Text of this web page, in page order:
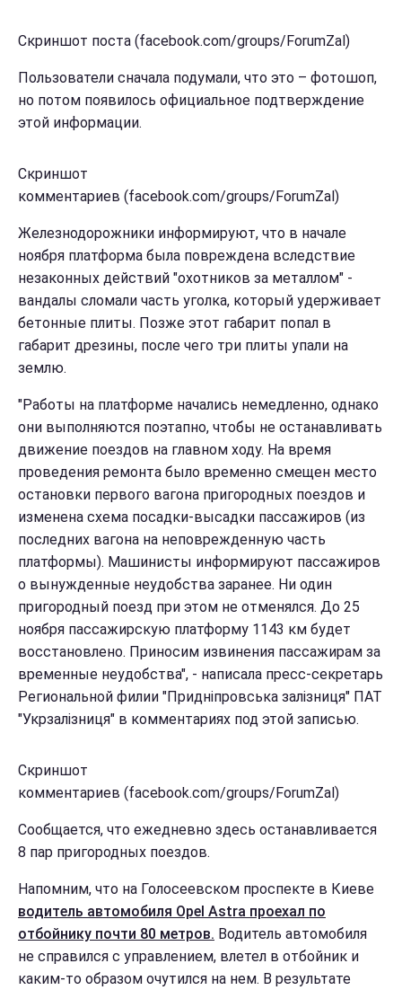
Скриншот поста (facebook.com/groups/ForumZal)
Пользователи сначала подумали, что это – фотошоп,
но потом появилось официальное подтверждение
этой информации.
Скриншот
комментариев (facebook.com/groups/ForumZal)
Железнодорожники информируют, что в начале
ноября платформа была повреждена вследствие
незаконных действий "охотников за металлом" -
вандалы сломали часть уголка, который удерживает
бетонные плиты. Позже этот габарит попал в
габарит дрезины, после чего три плиты упали на
землю.
"Работы на платформе начались немедленно, однако
они выполняются поэтапно, чтобы не останавливать
движение поездов на главном ходу. На время
проведения ремонта было временно смещен место
остановки первого вагона пригородных поездов и
изменена схема посадки-высадки пассажиров (из
последних вагона на неповрежденную часть
платформы). Машинисты информируют пассажиров
о вынужденные неудобства заранее. Ни один
пригородный поезд при этом не отменялся. До 25
ноября пассажирскую платформу 1143 км будет
восстановлено. Приносим извинения пассажирам за
временные неудобства", - написала пресс-секретарь
Региональной филии "Придніпровська залізниця" ПАТ
"Укрзалізниця" в комментариях под этой записью.
Скриншот
комментариев (facebook.com/groups/ForumZal)
Сообщается, что ежедневно здесь останавливается
8 пар пригородных поездов.
Напомним, что на Голосеевском проспекте в Киеве
водитель автомобиля Opel Astra проехал по
отбойнику почти 80 метров. Водитель автомобиля
не справился с управлением, влетел в отбойник и
каким-то образом очутился на нем. В результате